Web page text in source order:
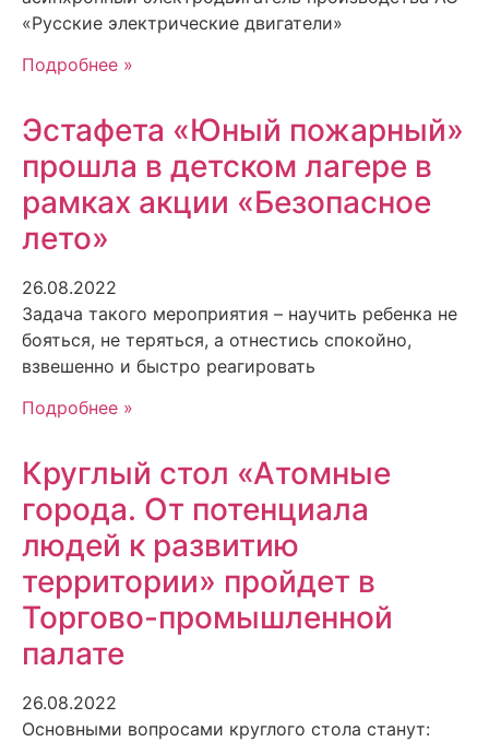
«Русские электрические двигатели»
Подробнее »
Эстафета «Юный пожарный»
прошла в детском лагере в
рамках акции «Безопасное
лето»
26.08.2022
Задача такого мероприятия – научить ребенка не
бояться, не теряться, а отнестись спокойно,
взвешенно и быстро реагировать
Подробнее »
Круглый стол «Атомные
города. От потенциала
людей к развитию
территории» пройдет в
Торгово-промышленной
палате
26.08.2022
Основными вопросами круглого стола станут: